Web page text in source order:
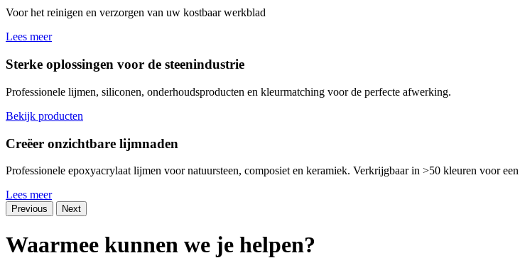
Voor het reinigen en verzorgen van uw kostbaar werkblad
Lees meer
Sterke oplossingen voor de steenindustrie
Professionele lijmen, siliconen, onderhoudsproducten en kleurmatching voor de perfecte afwerking.
Bekijk producten
Creëer onzichtbare lijmnaden
Professionele epoxyacrylaat lijmen voor natuursteen, composiet en keramiek. Verkrijgbaar in >50 kleuren voor
Lees meer
Previous Next
Waarmee kunnen we je helpen?